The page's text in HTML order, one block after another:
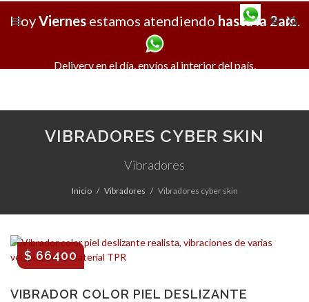
X
HoyViernesestamos atendiendo hasta la 2am.
Delivery en el día, envíos al interior del país.
VIBRADORES CYBER SKIN
Vibradores
Inicio Vibradores Vibradores cyber skin
VIBRADOR COLOR PIEL DESLIZANTE
$ 66400